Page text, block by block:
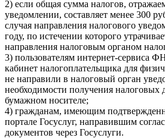
2) если общая сумма налогов,
уведомлении, составляет менее 300
случая направления налогового
году, по истечении которого
направления налоговым органом
3) пользователям интернет-сервиса
кабинет налогоплательщика для
не направили в налоговый орган
необходимости получения налоговых
бумажном носителе;
4) гражданам, имеющим
портале Госуслуг, направившим
документов через Госуслуги.